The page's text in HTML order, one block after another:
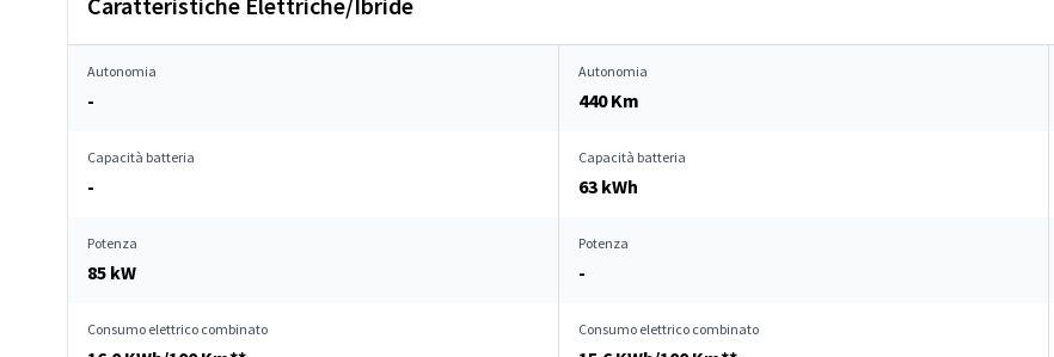
Autonomia
-
Autonomia
440 Km
Capacità batteria
-
Capacità batteria
63 kWh
Potenza
85 kW
Potenza
-
Consumo elettrico combinato Consumo elettrico combinato